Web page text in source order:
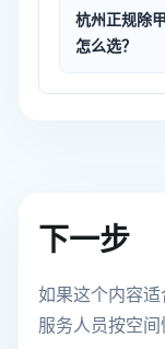
杭州正规除
怎么选？
下一步
如果这个内容
服务人员按空间